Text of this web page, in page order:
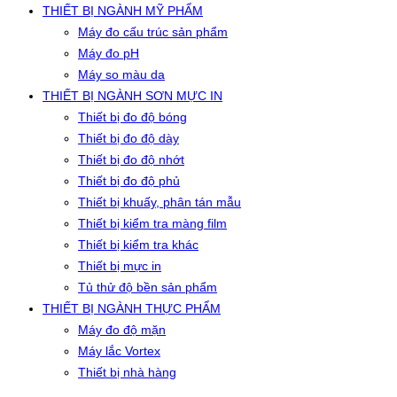
THIẾT BỊ NGÀNH MỸ PHẨM
Máy đo cấu trúc sản phẩm
Máy đo pH
Máy so màu da
THIẾT BỊ NGÀNH SƠN MỰC IN
Thiết bị đo độ bóng
Thiết bị đo độ dày
Thiết bị đo độ nhớt
Thiết bị đo độ phủ
Thiết bị khuấy, phân tán mẫu
Thiết bị kiểm tra màng film
Thiết bị kiểm tra khác
Thiết bị mực in
Tủ thử độ bền sản phẩm
THIẾT BỊ NGÀNH THỰC PHẨM
Máy đo độ mặn
Máy lắc Vortex
Thiết bị nhà hàng